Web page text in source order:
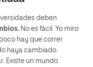
deben
No es fácil. Yo miro
hay que correr
haya cambiado.
Existe un mundo